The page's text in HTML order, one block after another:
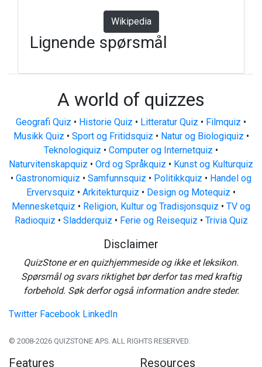
Wikipedia
Lignende spørsmål
A world of quizzes
Geografi Quiz • Historie Quiz • Litteratur Quiz • Filmquiz •
Musikk Quiz • Sport og Fritidsquiz • Natur og Biologiquiz •
Teknologiquiz • Computer og Internetquiz •
Naturvitenskapquiz • Ord og Språkquiz • Kunst og Kulturquiz
• Gastronomiquiz • Samfunnsquiz • Politikkquiz • Handel og
Ervervsquiz • Arkitekturquiz • Design og Motequiz •
Mennesketquiz • Religion, Kultur og Tradisjonsquiz • TV og
Radioquiz • Sladderquiz • Ferie og Reisequiz • Trivia Quiz
Disclaimer
QuizStone er en quizhjemmeside og ikke et leksikon.
Spørsmål og svars riktighet bør derfor tas med kraftig
forbehold. Søk derfor også information andre steder.
Twitter Facebook LinkedIn
© 2008-2026 QUIZSTONE APS. ALL RIGHTS RESERVED.
Features Resources